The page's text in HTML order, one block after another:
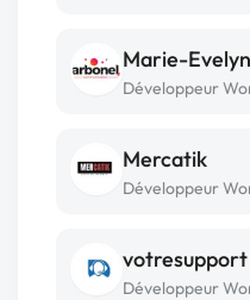
Marie-
Développeur
Mercatik
Développeur
votresupport
Développeur